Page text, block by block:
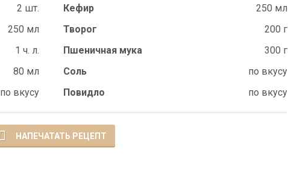
2 шт. Кефир
250 мл
250 мл Творог
200 г
1 ч. л. Пшеничная мука
300 г
80 мл Соль
по вкусу
по вкусу Повидло по вкусу
НАПЕЧАТАТЬ РЕЦЕПТ